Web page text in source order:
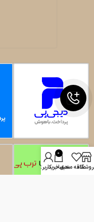
علاقه مندی
0
سبد خرید
حساب کاربری من